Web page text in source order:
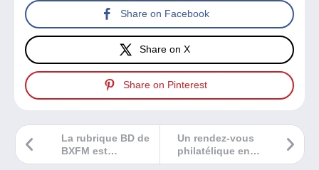
Share on Facebook
Share on X
Share on Pinterest
Un rendez-vous
philatélique en
Vendée le 20
La rubrique BD de
BXFM est
enregistrée par